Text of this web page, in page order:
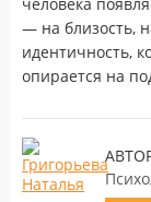
— на близость,
идентичность,
опирается на